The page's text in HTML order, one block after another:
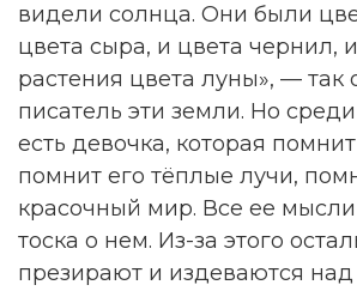
видели солнца. Они были
цвета сыра, и цвета чернил,
растения цвета луны», — так
писатель эти земли. Но
есть девочка, которая
помнит его тёплые лучи,
красочный мир. Все ее мысли
тоска о нем. Из-за этого
презирают и издеваются